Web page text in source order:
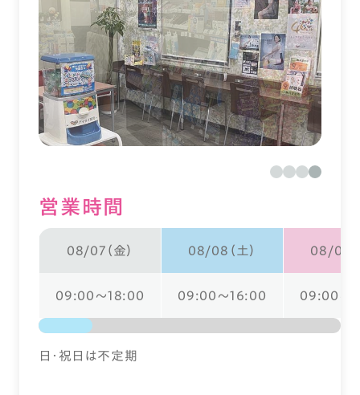
営業時間
08/07（金） 08/08（土） 08/09（
09:00～18:00 09:00～16:00 09:00～
日・祝日は不定期